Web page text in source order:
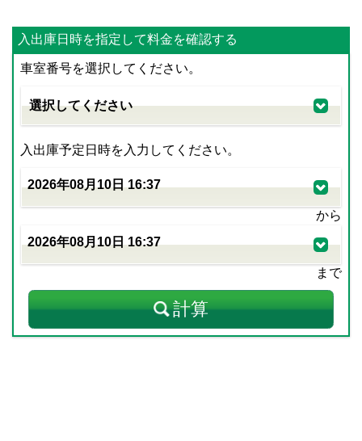
入出庫日時を指定して料金を確認する
車室番号を選択してください。
入出庫予定日時を入力してください。
から
まで
計算